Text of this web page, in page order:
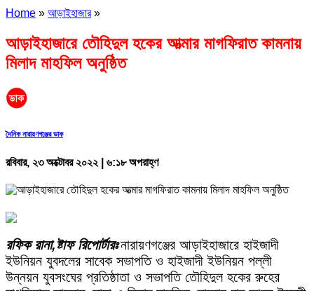
Home » আড়াইহাজার»
আড়াইহাজারে তৌহিদুল হকের আত্মার মাগফিরাত কামনায়
মিলাদ মাহফিল অনুষ্ঠিত
দৈনিক নারায়ণগঞ্জের ডাক
রবিবার, ২৩ অক্টোবর ২০২২ | ৬:১৮ অপরাহ্ণ
রফিক রানা,ষ্টাফ রিপোর্টারঃনারায়ণগঞ্জের আড়াইহাজারে হাইজাদী
ইউনিয়ন যুবদলের সাবেক সভাপতি ও হাইজাদী ইউনিয়ন পল্লী
উন্নয়ন যুবসংঘের প্রতিষ্ঠাতা ও সভাপতি তৌহিদুল হকের রুহের